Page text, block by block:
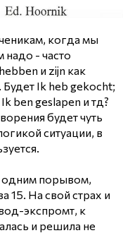
когда мы
- часто
и zijn как
Ik heb gekocht;
ben geslapen и тд?
будет чуть
ситуации, в
одним порывом,
15. На свой страх и
экспромт, к
и решила не